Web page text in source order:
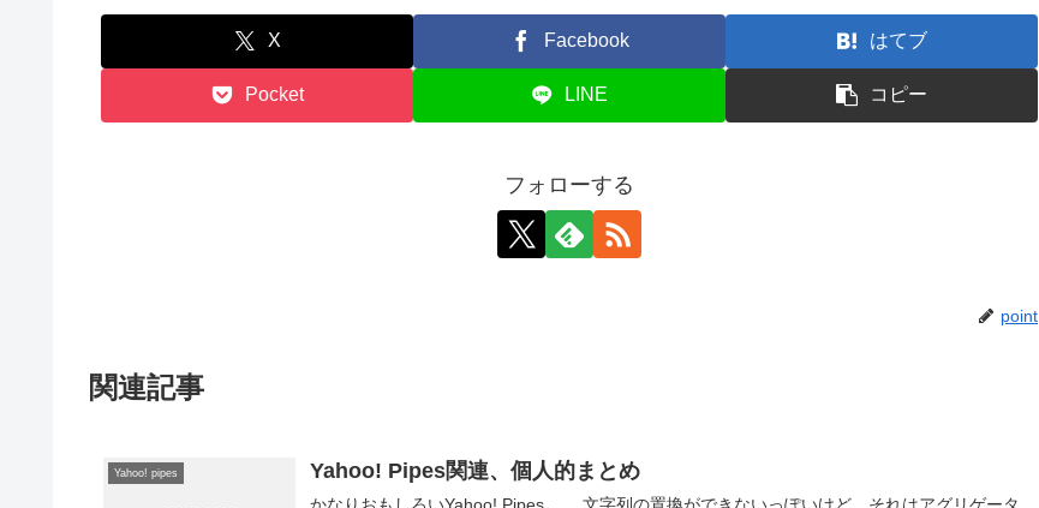
X Facebook はてブ
Pocket LINE コピー
フォローする
point
関連記事
Yahoo! pipes Yahoo! Pipes関連、個人的まとめ